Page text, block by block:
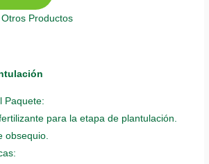
Otros Productos
Paquete:
para la etapa de plantulación.
obsequio.